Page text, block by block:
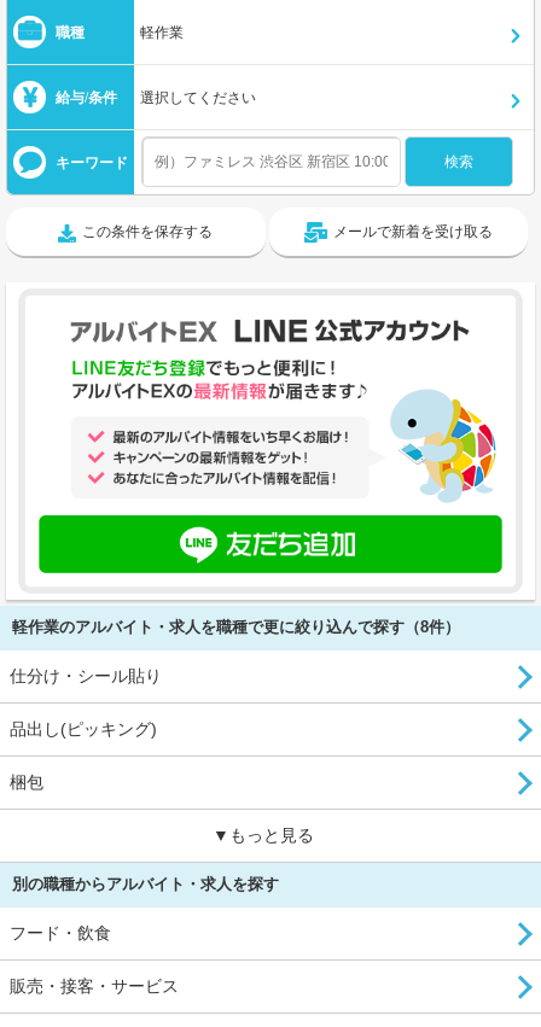
職種 軽作業
給与/条件 選択してください
キーワード
この条件を保存する メールで新着を受け取る
軽作業のアルバイト・求人を職種で更に絞り込んで探す（8件）
仕分け・シール貼り
品出し(ピッキング)
梱包
▼もっと見る
別の職種からアルバイト・求人を探す
フード・飲食
販売・接客・サービス